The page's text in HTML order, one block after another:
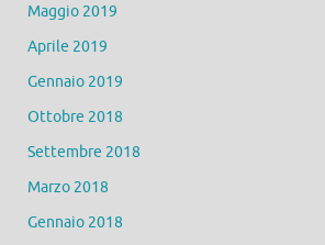
Maggio 2019
Aprile 2019
Gennaio 2019
Ottobre 2018
Settembre 2018
Marzo 2018
Gennaio 2018